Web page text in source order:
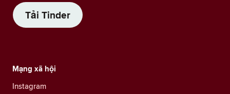
Tải Tinder
Mạng xã hội
Instagram